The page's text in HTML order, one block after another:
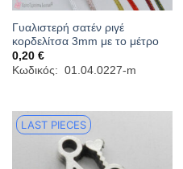
Γυαλιστερή σατέν ριγέ
κορδελίτσα 3mm με το μέτρο
0,20 €
Κωδικός: 01.04.0227-m
LAST PIECES